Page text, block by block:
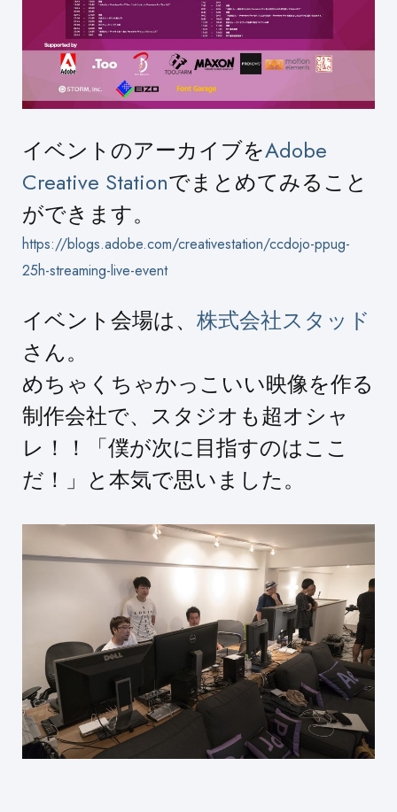
イベントのアーカイブをAdobe
Creative Stationでまとめてみること
ができます。
https://blogs.adobe.com/creativestation/ccdojo-ppug-
25h-streaming-live-event
イベント会場は、 株式会社スタッド
さん。
めちゃくちゃかっこいい映像を作る
制作会社で、スタジオも超オシャ
レ！！「僕が次に目指すのはここ
だ！」と本気で思いました。